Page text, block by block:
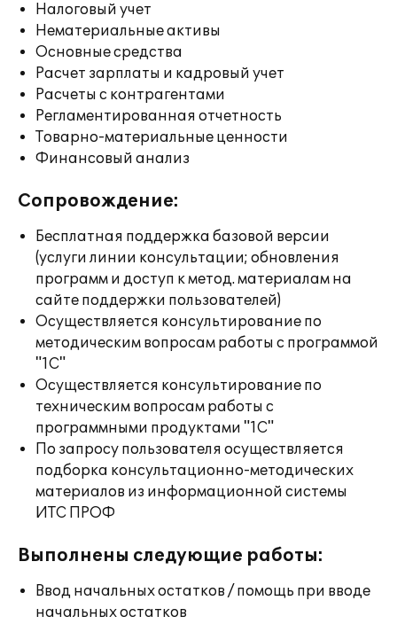
Налоговый учет
Нематериальные активы
Основные средства
Расчет зарплаты и кадровый учет
Расчеты с контрагентами
Регламентированная отчетность
Товарно-материальные ценности
Финансовый анализ
Сопровождение:
Бесплатная поддержка базовой версии
(услуги линии консультации; обновления
программ и доступ к метод. материалам на
сайте поддержки пользователей)
Осуществляется консультирование по
методическим вопросам работы с программой
"1С"
Осуществляется консультирование по
техническим вопросам работы с
программными продуктами "1С"
По запросу пользователя осуществляется
подборка консультационно-методических
материалов из информационной системы
ИТС ПРОФ
Выполнены следующие работы:
Ввод начальных остатков / помощь при вводе
начальных остатков